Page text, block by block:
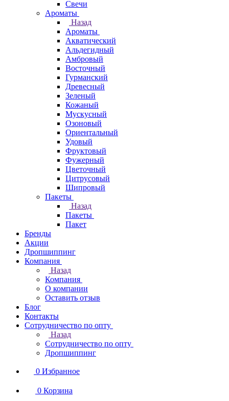
Свечи
Ароматы
Назад
Ароматы
Акватический
Альдегидный
Амбровый
Восточный
Гурманский
Древесный
Зеленый
Кожаный
Мускусный
Озоновый
Ориентальный
Удовый
Фруктовый
Фужерный
Цветочный
Цитрусовый
Шипровый
Пакеты
Назад
Пакеты
Пакет
Бренды
Акции
Дропшиппинг
Компания
Назад
Компания
О компании
Оставить отзыв
Блог
Контакты
Сотрудничество по опту
Назад
Сотрудничество по опту
Дропшиппинг
0 Избранное
0 Корзина